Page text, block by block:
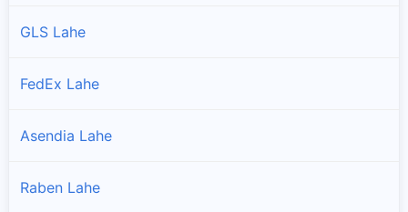
GLS Lahe
FedEx Lahe
Asendia Lahe
Raben Lahe